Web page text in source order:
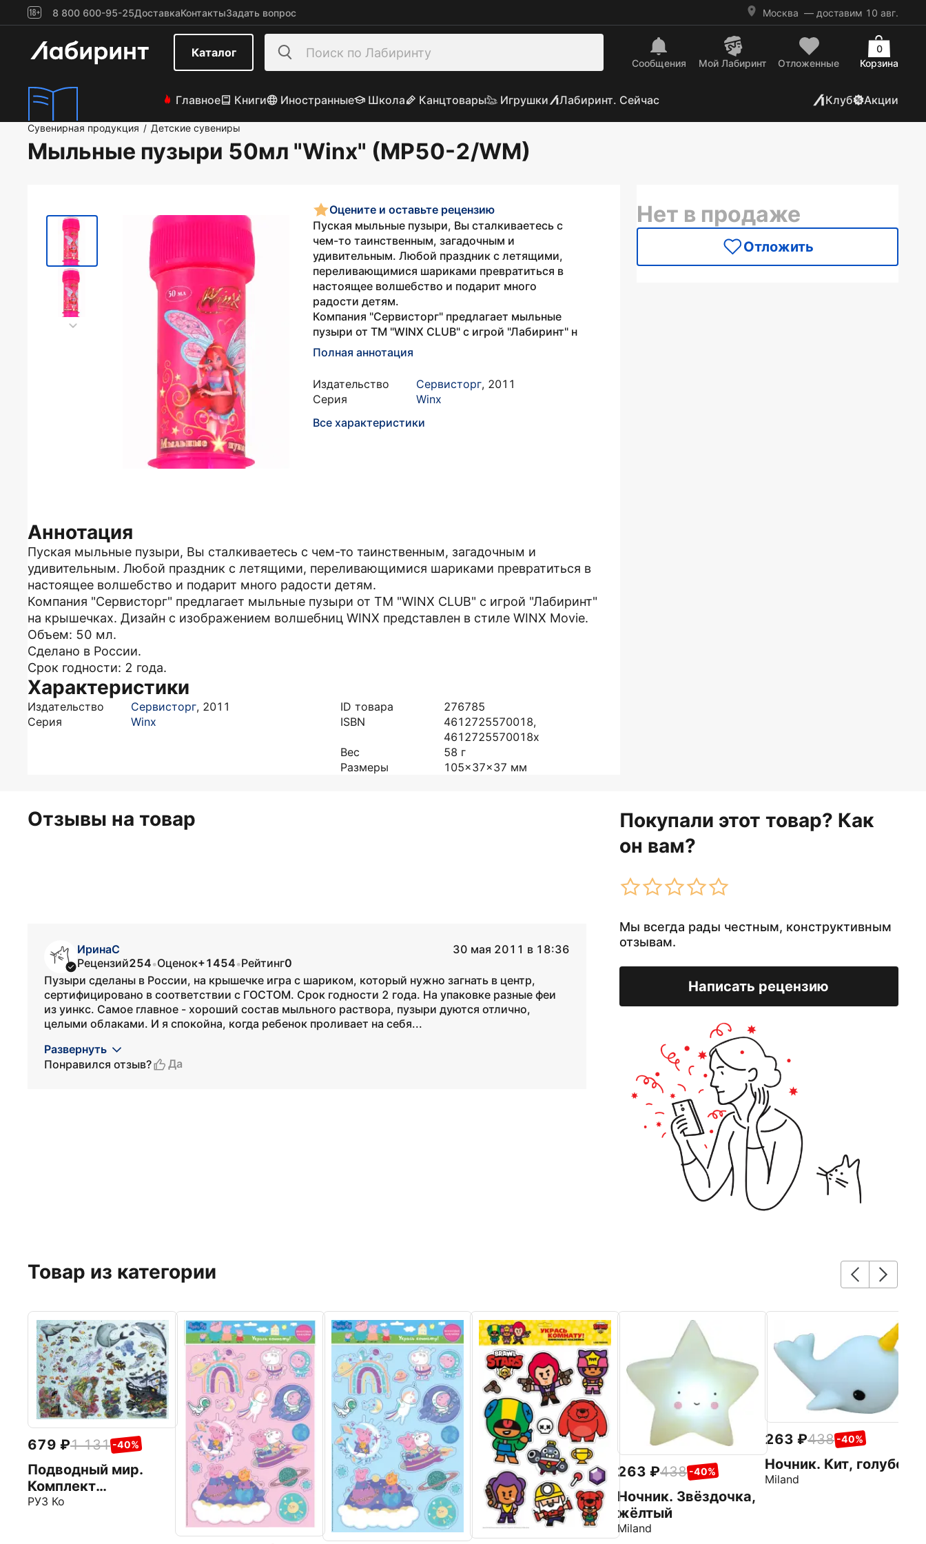
8 800 600-95-25ДоставкаКонтактыЗадать вопрос Москва — доставим 10 авг.
Каталог
Сообщения Mой Лабиринт Отложенные Корзина
0
Главное Книги Иностранные Школа Канцтовары Игрушки Лабиринт. Сейчас Клуб Акции
Сувенирная продукция / Детские сувениры
Мыльные пузыри 50мл "Winx" (MP50-2/WM)
Оцените и оставьте рецензию
Пуская мыльные пузыри, Вы сталкиваетесь с
чем-то таинственным, загадочным и
удивительным. Любой праздник с летящими,
переливающимися шариками превратиться в
настоящее волшебство и подарит много
радости детям.
Компания "Сервисторг" предлагает мыльные
пузыри от ТМ "WINX CLUB" с игрой "Лабиринт" н
Полная аннотация
Издательство Сервисторг, 2011
Серия
Winx
Все характеристики
Аннотация
Пуская мыльные пузыри, Вы сталкиваетесь с чем-то таинственным, загадочным и
удивительным. Любой праздник с летящими, переливающимися шариками превратиться в
настоящее волшебство и подарит много радости детям.
Компания "Сервисторг" предлагает мыльные пузыри от ТМ "WINX CLUB" с игрой "Лабиринт"
на крышечках. Дизайн с изображением волшебниц WINX представлен в стиле WINX Movie.
Объем: 50 мл.
Сделано в России.
Срок годности: 2 года.
Характеристики
Издательство Сервисторг, 2011
Серия
Winx
ID товара
276785
ISBN
4612725570018,
4612725570018х
Вес
58 г
Размеры
105x37x37 мм
Нет в продаже
Отложить
Отзывы на товар
Покупали этот товар? Как
он вам?
Мы всегда рады честным, конструктивным
отзывам.
Написать рецензию
ИринаС
30 мая 2011 в 18:36
Рецензий254•Оценок+1454•Рейтинг0
Пузыри сделаны в России, на крышечке игра с шариком, который нужно загнать в центр,
сертифицировано в соответствии с ГОСТОМ. Срок годности 2 года. На упаковке разные феи
из уинкс. Самое главное - хороший состав мыльного раствора, пузыри дуются отлично,
целыми облаками. И я спокойна, когда ребенок проливает на себя...
Развернуть
Понравился отзыв?
Да
Товар из категории
679 1 131 -40%
Подводный мир.
Комплект
интерьерных
РУЗ Ко
263 438 -40%
Ночник. Звёздочка,
жёлтый
Miland
263 438 -40%
Ночник. Кит, голубой
Miland